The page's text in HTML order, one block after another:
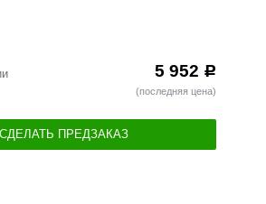
5 952 Р
(последняя цена)
СДЕЛАТЬ ПРЕДЗАКАЗ